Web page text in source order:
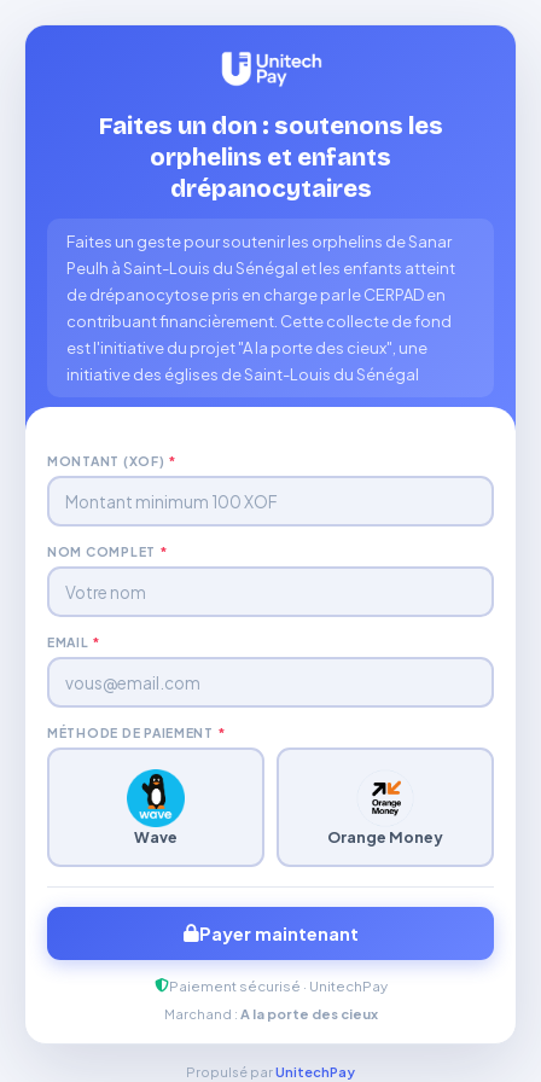
Faites un don : soutenons les
orphelins et enfants
drépanocytaires
Faites un geste pour soutenir les orphelins de Sanar
Peulh à Saint-Louis du Sénégal et les enfants atteint
de drépanocytose pris en charge par le CERPAD en
contribuant financièrement. Cette collecte de fond
est l'initiative du projet "A la porte des cieux", une
initiative des églises de Saint-Louis du Sénégal
MONTANT (XOF) *
NOM COMPLET *
EMAIL *
MÉTHODE DE PAIEMENT *
Wave Orange Money
Payer maintenant
Paiement sécurisé · UnitechPay
Marchand : A la porte des cieux
Propulsé parUnitechPay